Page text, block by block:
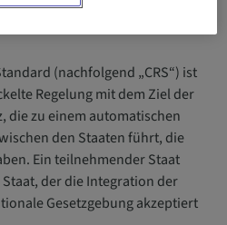
Standard
(nachfolgend „CRS“) ist
Regelung mit dem Ziel der
die zu einem automatischen
den Staaten führt, die
Ein teilnehmender Staat
Staat, der die Integration der
Gesetzgebung akzeptiert